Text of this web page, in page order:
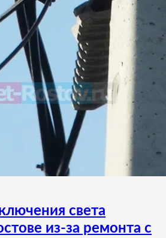
света
из-за ремонта с